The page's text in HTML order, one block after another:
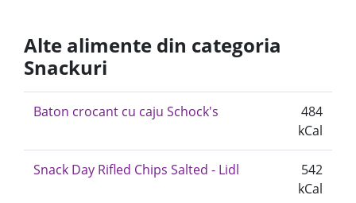
Alte alimente din categoria
Snackuri
Baton crocant cu caju Schock's
484
kCal
Snack Day Rifled Chips Salted - Lidl
542
kCal